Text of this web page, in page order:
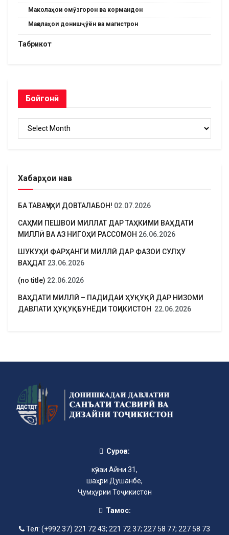
Маколаҳои омӯзгорон ва кормандон
Мақолаҳои донишҷӯён ва магистрон
Табрикот
Бойгонӣ
Хабарҳои нав
БА ТАВАҶҶУҲИ ДОВТАЛАБОН! 02.07.2026
САҲМИ ПЕШВОИ МИЛЛАТ ДАР ТАҲКИМИ ВАҲДАТИ
МИЛЛӢ ВА АЗ НИГОҲИ РАССОМОН 26.06.2026
ШУКУҲИ ФАРҲАНГИ МИЛЛӢ ДАР ФАЗОИ СУЛҲУ
ВАҲДАТ 23.06.2026
(no title) 22.06.2026
ВАҲДАТИ МИЛЛӢ – ПАДИДАИ ҲУҚУҚӢ ДАР НИЗОМИ
ДАВЛАТИ ҲУҚУҚБУНЁДИ ТОҶИКИСТОН 22.06.2026
Суроға:
кӯчаи Айни 31,
шаҳри Душанбе,
Ҷумҳурии Тоҷикистон
Тамос:
Тел: (+992 37) 221 72 43; 221 72 37; 227 58 77; 227 58 73